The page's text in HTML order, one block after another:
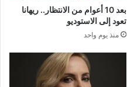
بعد 10 أعوام من الانتظار.. ريهانا
تعود إلى الاستوديو
منذ يوم واحد